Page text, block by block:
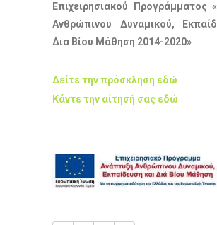
Επιχειρησιακού Προγράμματος
Ανθρώπινου Δυναμικού,
Δια Βίου Μάθηση 2014-2020»
Δείτε την πρόσκληση εδώ
Κάντε την αίτησή σας εδώ